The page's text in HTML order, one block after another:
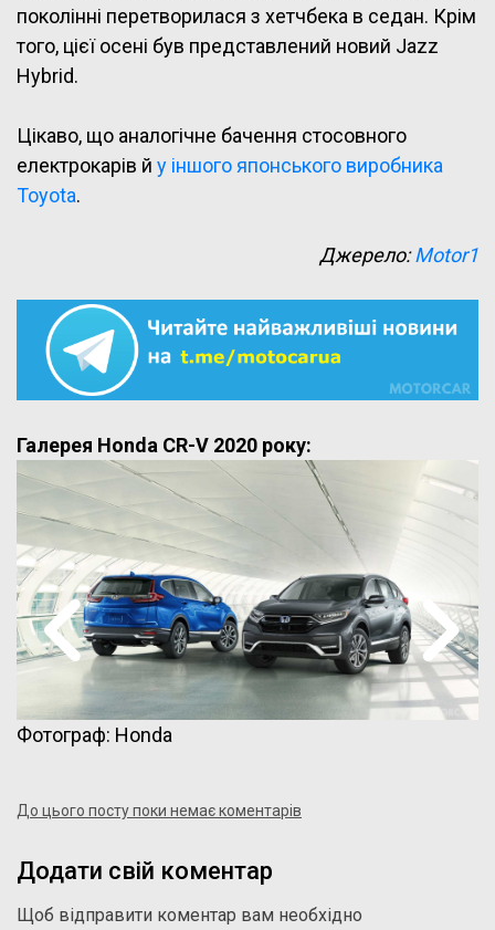
поколінні перетворилася з хетчбека в седан. Крім
того, цієї осені був представлений новий Jazz
Hybrid.
Цікаво, що аналогічне бачення стосовного
електрокарів й у іншого японського виробника
Toyota.
Джерело:Motor1
Галерея Honda CR-V 2020 року:
Фотограф: Honda
До цього посту поки немає коментарів
Додати свій коментар
Щоб відправити коментар вам необхідно